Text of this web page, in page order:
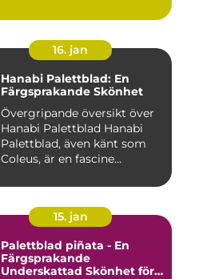
16. jan
Hanabi Palettblad: En
Färgsprakande Skönhet
Övergripande översikt över
Hanabi Palettblad Hanabi
Palettblad, även känt som
Coleus, är en fascine...
15. jan
Palettblad piñata - En
Färgsprakande
Underskattad Skönhet för